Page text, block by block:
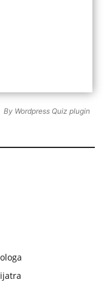
By Wordpress Quiz plugin